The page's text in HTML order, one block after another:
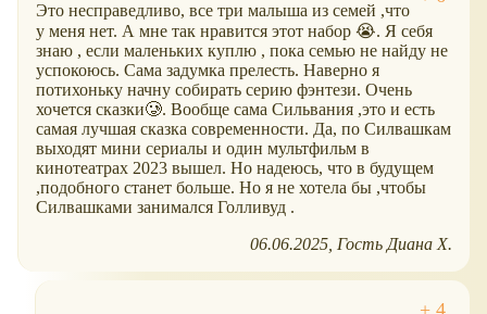
Это несправедливо, все три малыша из семей ,что
у меня нет. А мне так нравится этот набор 😭. Я себя
знаю , если маленьких куплю , пока семью не найду не
успокоюсь. Сама задумка прелесть. Наверно я
потихоньку начну собирать серию фэнтези. Очень
хочется сказки🥲. Вообще сама Сильвания ,это и есть
самая лучшая сказка современности. Да, по Силвашкам
выходят мини сериалы и один мультфильм в
кинотеатрах 2023 вышел. Но надеюсь, что в будущем
,подобного станет больше. Но я не хотела бы ,чтобы
Силвашками занимался Голливуд .
06.06.2025 Гость Диана Х.